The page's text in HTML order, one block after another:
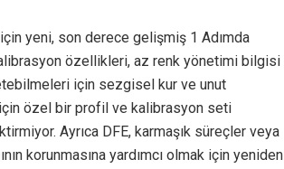
yeni, son derece gelişmiş 1 Adımda
özellikleri, az renk yönetimi bilgisi
için sezgisel kur ve unut
için özel bir profil ve kalibrasyon seti
Ayrıca DFE, karmaşık süreçler veya
korunmasına yardımcı olmak için yeniden